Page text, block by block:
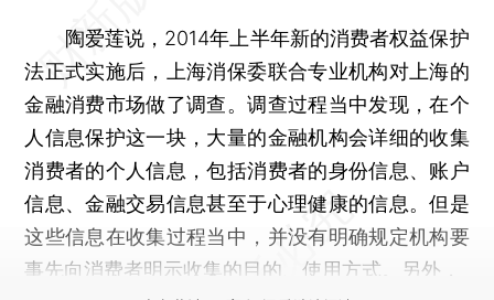
陶爱莲说，2014年上半年新的消费者权益保护
法正式实施后，上海消保委联合专业机构对上海的
金融消费市场做了调查。调查过程当中发现，在个
人信息保护这一块，大量的金融机构会详细的收集
消费者的个人信息，包括消费者的身份信息、账户
信息、金融交易信息甚至于心理健康的信息。但是
这些信息在收集过程当中，并没有明确规定机构要
事先向消费者明示收集的目的、使用方式。另外，